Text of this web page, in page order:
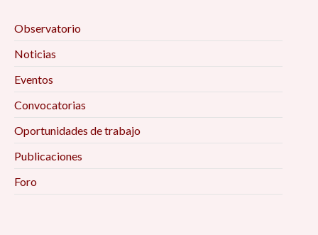
Observatorio
Noticias
Eventos
Convocatorias
Oportunidades de trabajo
Publicaciones
Foro